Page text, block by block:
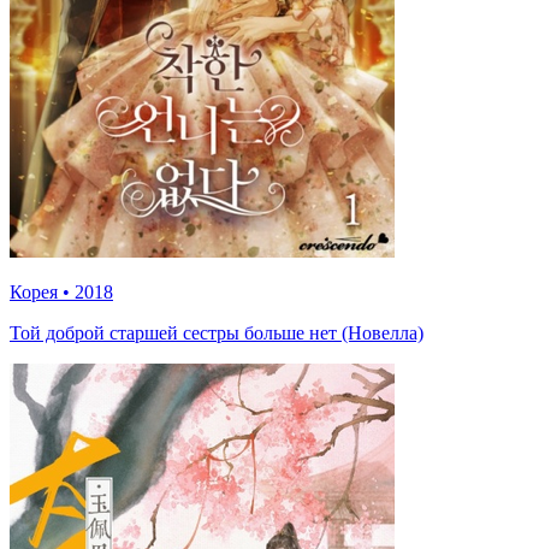
Корея • 2018
Той доброй старшей сестры больше нет (Новелла)